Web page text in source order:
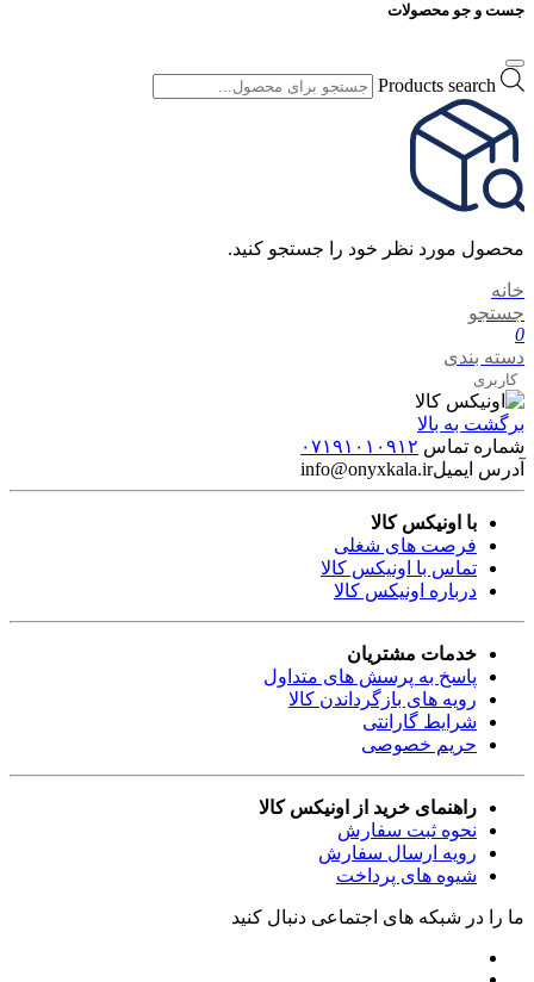
جست و جو محصولات
Products search
محصول مورد نظر خود را جستجو کنید.
خانه
جستجو
0
دسته بندی
کاربری
برگشت به بالا
شماره تماس ۰۷۱۹۱۰۱۰۹۱۲
آدرس ایمیلinfo@onyxkala.ir
با اونیکس کالا
فرصت های شغلی
تماس با اونیکس کالا
درباره اونیکس کالا
خدمات مشتریان
پاسخ به پرسش های متداول
رویه های بازگرداندن کالا
شرایط گارانتی
حریم خصوصی
راهنمای خرید از اونیکس کالا
نحوه ثبت سفارش
رویه ارسال سفارش
شیوه های پرداخت
ما را در شبکه های اجتماعی دنبال کنید